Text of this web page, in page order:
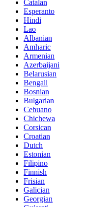
Catalan
Esperanto
Hindi
Lao
Albanian
Amharic
Armenian
Azerbaijani
Belarusian
Bengali
Bosnian
Bulgarian
Cebuano
Chichewa
Corsican
Croatian
Dutch
Estonian
Filipino
Finnish
Frisian
Galician
Georgian